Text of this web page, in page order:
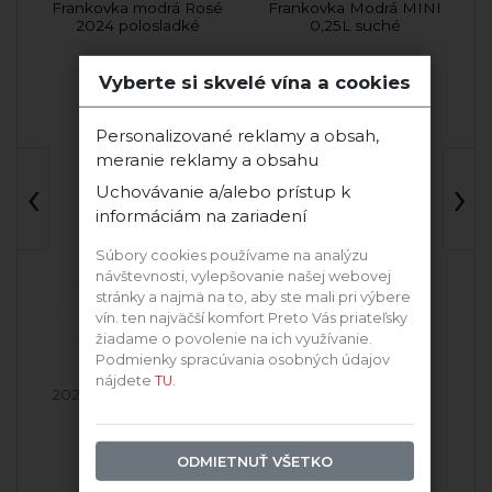
Frankovka modrá Rosé
2024 polosladké
2024 Frankovka Modrá
Frankovka Modrá MINI
0,25L suché
Skladom
‹ ›
Vyberte si skvelé vína a cookies
Personalizované reklamy a obsah,
meranie reklamy a obsahu
Uchovávanie a/alebo prístup k
informáciám na zariadení
Súbory cookies používame na analýzu
návštevnosti, vylepšovanie našej webovej
stránky a najmä na to, aby ste mali pri výbere
vín. ten najväčší komfort Preto Vás priateľsky
žiadame o povolenie na ich využívanie.
Podmienky spracúvania osobných údajov
nájdeteTU.
ODMIETNUŤ VŠETKO